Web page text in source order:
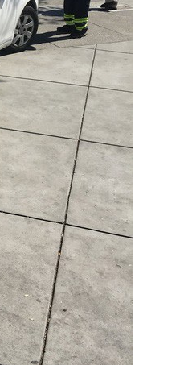
do bị bung ốc vít.
và ứng dụng đã điều hướng
đổi vị trí bãi đỗ xeđể tránh xảy